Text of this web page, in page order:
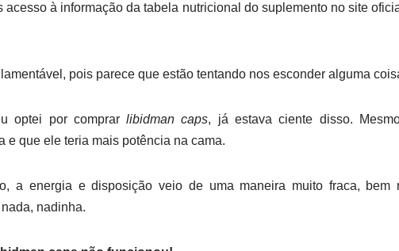
acesso à informação da tabela nutricional do suplemento no site
pois parece que estão tentando nos esconder alguma
optei por comprarlibidman caps, já estava ciente disso.
e que ele teria mais potência na cama.
a energia e disposição veio de uma maneira muito fraca,
nadinha.